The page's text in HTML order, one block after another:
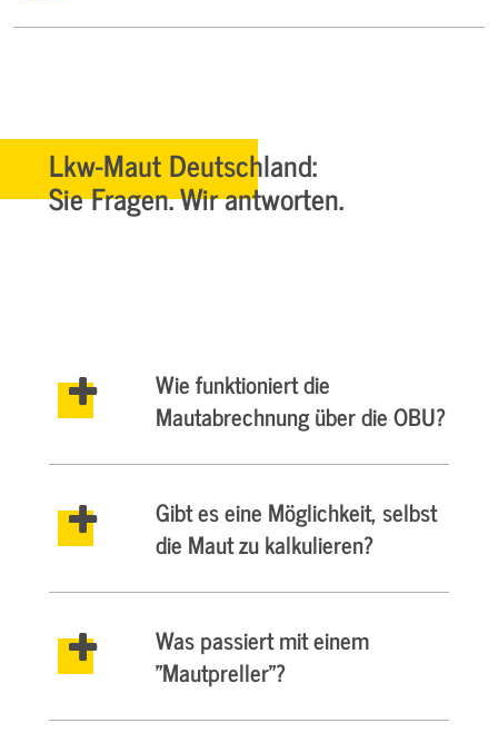
Lkw-Maut Deutschland:
Sie Fragen. Wir antworten.
Wie funktioniert die
Mautabrechnung über die OBU?
Gibt es eine Möglichkeit, selbst
die Maut zu kalkulieren?
Was passiert mit einem
"Mautpreller"?